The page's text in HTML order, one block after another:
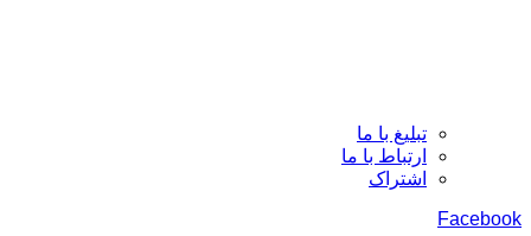
تبلیغ با ما
ارتباط با ما
اشتراک
Facebook